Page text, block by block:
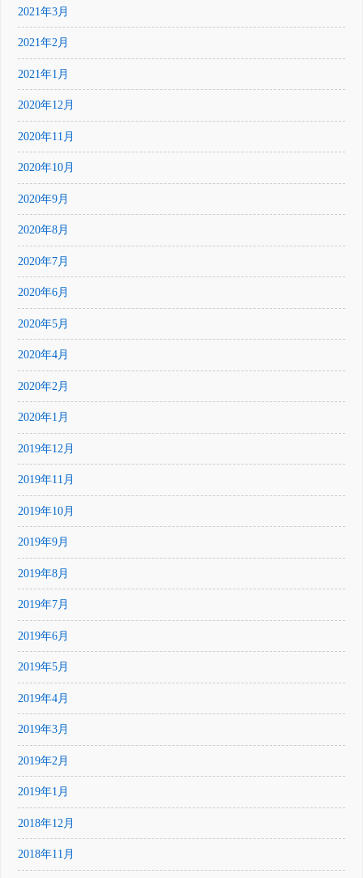
2021年3月
2021年2月
2021年1月
2020年12月
2020年11月
2020年10月
2020年9月
2020年8月
2020年7月
2020年6月
2020年5月
2020年4月
2020年2月
2020年1月
2019年12月
2019年11月
2019年10月
2019年9月
2019年8月
2019年7月
2019年6月
2019年5月
2019年4月
2019年3月
2019年2月
2019年1月
2018年12月
2018年11月